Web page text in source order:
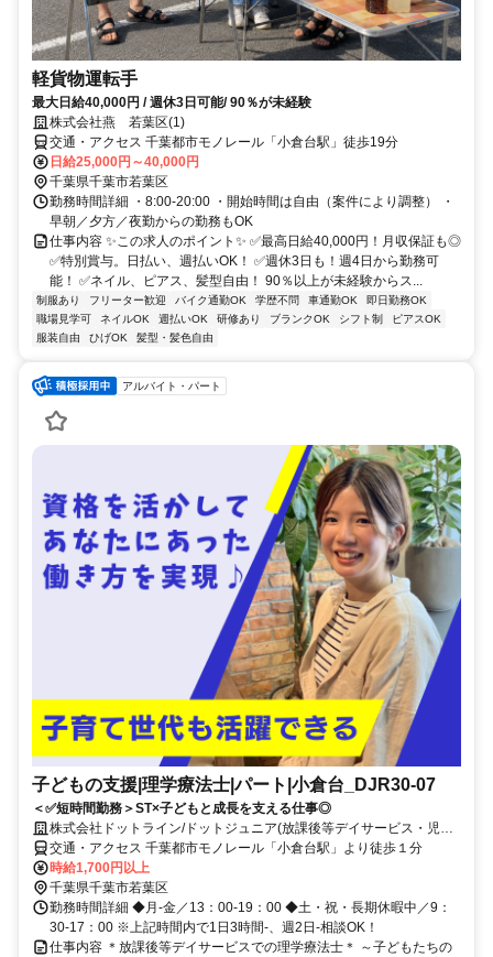
軽貨物運転手
最大日給40,000円 / 週休3日可能/ 90％が未経験
株式会社燕 若葉区(1)
交通・アクセス 千葉都市モノレール「小倉台駅」徒歩19分
日給25,000円～40,000円
千葉県千葉市若葉区
勤務時間詳細 ・8:00-20:00 ・開始時間は自由（案件により調整） ・
早朝／夕方／夜勤からの勤務もOK
仕事内容 ✨この求人のポイント✨ ✅最高日給40,000円！月収保証も◎
✅特別賞与。日払い、週払いOK！ ✅週休3日も！週4日から勤務可
能！ ✅ネイル、ピアス、髪型自由！ 90％以上が未経験からス...
制服あり フリーター歓迎 バイク通勤OK 学歴不問 車通勤OK
即日勤務OK
職場見学可
ネイルOK 週払いOK 研修あり ブランクOK シフト制
ピアスOK
服装自由
ひげOK 髪型・髪色自由
アルバイト・パート
子どもの支援|理学療法士|パート|小倉台_DJR30-07
＜✅短時間勤務＞ST×子どもと成長を支える仕事◎
株式会社ドットライン/ドットジュニア(放課後等デイサービス・児童
発達支援) 小倉台教室
交通・アクセス 千葉都市モノレール「小倉台駅」より徒歩１分
時給1,700円以上
千葉県千葉市若葉区
勤務時間詳細 ◆月-金／13：00-19：00 ◆土・祝・長期休暇中／9：
30-17：00 ※上記時間内で1日3時間-、週2日-相談OK！
仕事内容 ＊放課後等デイサービスでの理学療法士＊ ～子どもたちの